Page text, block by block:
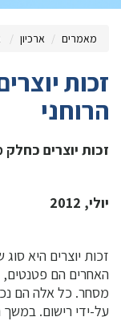
מאמרים ארכיון
זכות
הרוחני
זכות יוצרים כחלק
יולי, 2012
זכות יוצרים היא סוג
מסחר. כל אלה הם
על-ידי רישום. במשך